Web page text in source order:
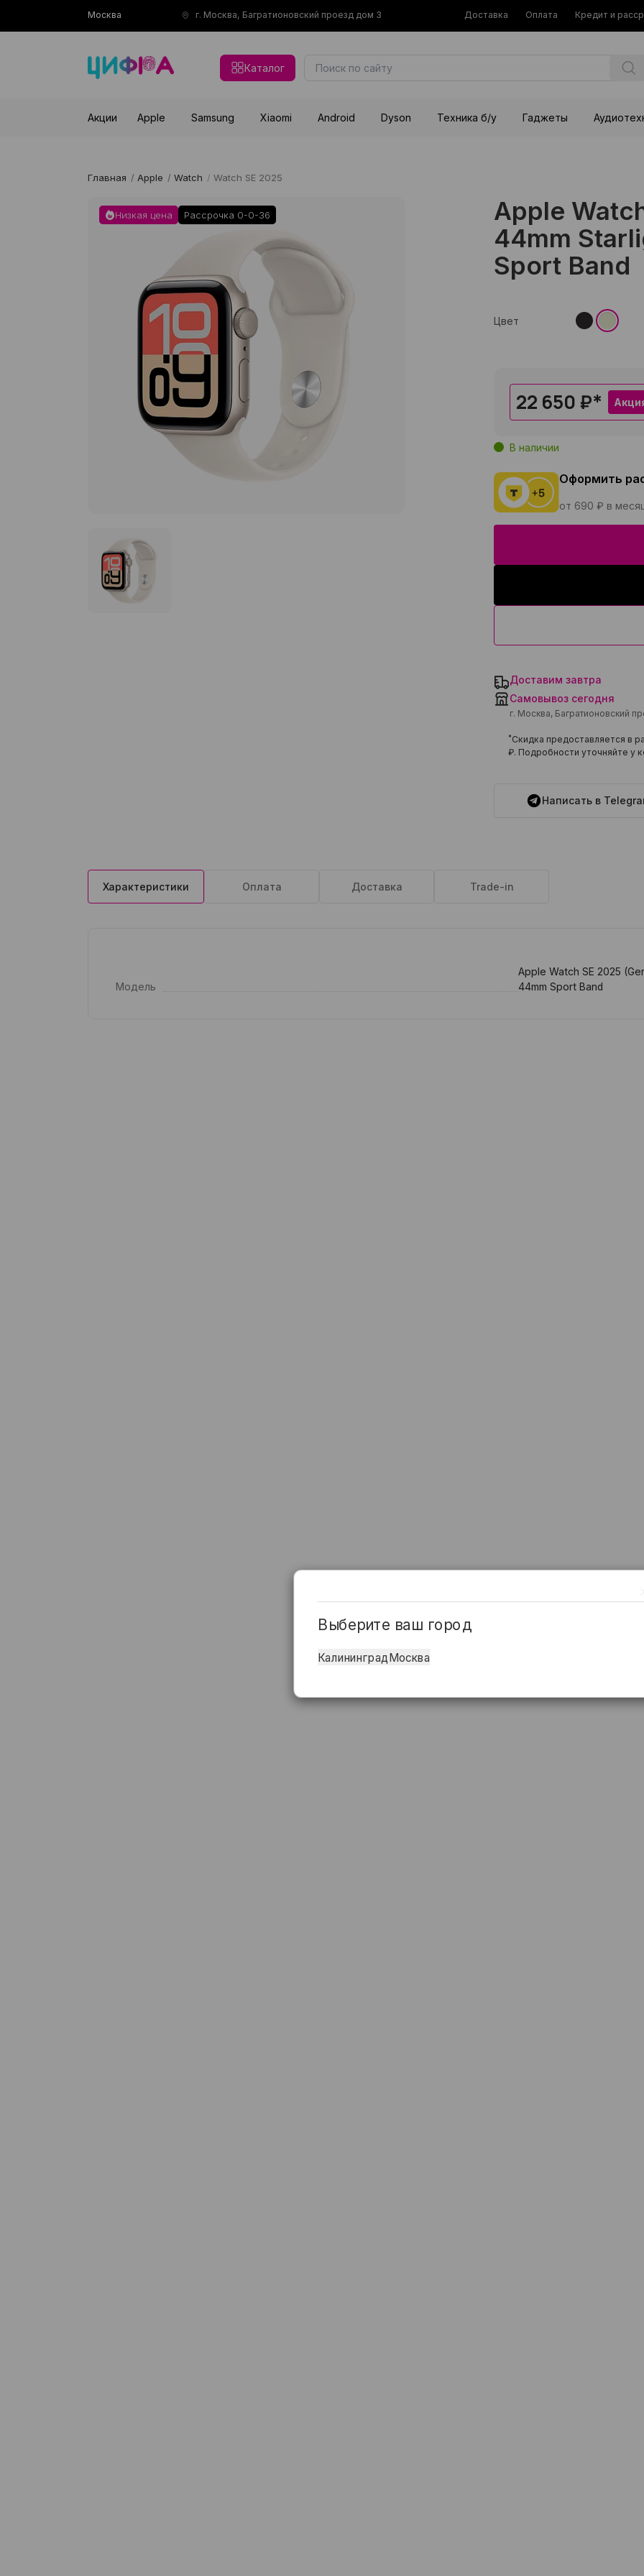
Москва г. Москва, Багратионовский проезд дом 3 Доставка Оплата Кредит и
Каталог
Акции Apple Samsung Xiaomi Android Dyson Техника б/у Гаджеты
Главная / Apple / Watch / Watch SE 2025
Низкая цена Рассрочка 0-0-36
Apple
44mm
Sport Band
Цвет
22 650 ₽*
В наличии
Оформить
от 690 ₽ в
Доставим завтра
Самовывоз сегодня
г. Москва, Багратионовский
*Скидка предоставляется в
₽. Подробности уточняйте у
Написать в
Характеристики Оплата Доставка Trade-in
Модель
Apple Watch SE 2025
44mm Sport Band
Выберите ваш город
КалининградМосква